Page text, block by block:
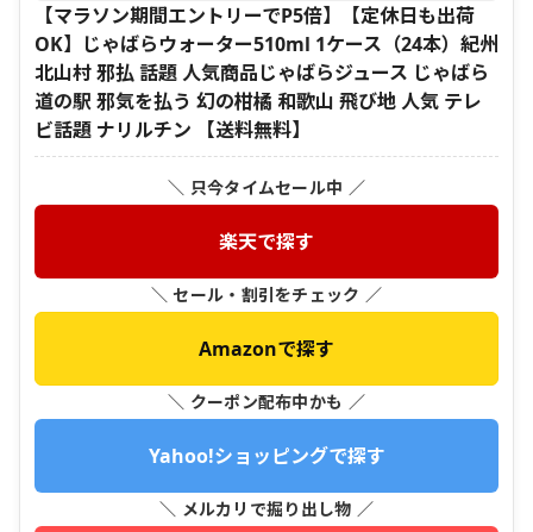
【マラソン期間エントリーでP5倍】【定休日も出荷
OK】じゃばらウォーター510ml 1ケース（24本）紀州
北山村 邪払 話題 人気商品じゃばらジュース じゃばら
道の駅 邪気を払う 幻の柑橘 和歌山 飛び地 人気 テレ
ビ話題 ナリルチン 【送料無料】
＼ 只今タイムセール中 ／
楽天で探す
＼ セール・割引をチェック ／
Amazonで探す
＼ クーポン配布中かも ／
Yahoo!ショッピングで探す
＼ メルカリで掘り出し物 ／